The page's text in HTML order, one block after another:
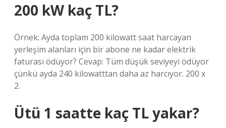
200 kW kaç TL?
Örnek: Ayda toplam 200 kilowatt saat harcayan
yerleşim alanları için bir abone ne kadar elektrik
faturası ödüyor? Cevap: Tüm düşük seviyeyi ödüyor
çünkü ayda 240 kilowatttan daha az harcıyor. 200 x
2.
Ütü 1 saatte kaç TL yakar?